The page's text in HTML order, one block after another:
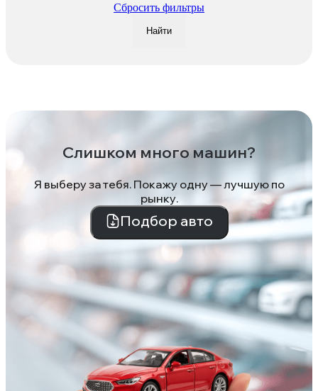
Сбросить фильтры
Найти
Слишком много машин?
Я выберу за тебя. Покажу одну — лучшую по
рынку.
Подбор авто